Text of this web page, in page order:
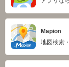
Mapion
地図検索